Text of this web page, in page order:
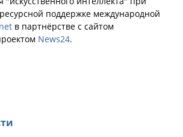
поддержке международной
в партнёрстве с сайтом
News24.